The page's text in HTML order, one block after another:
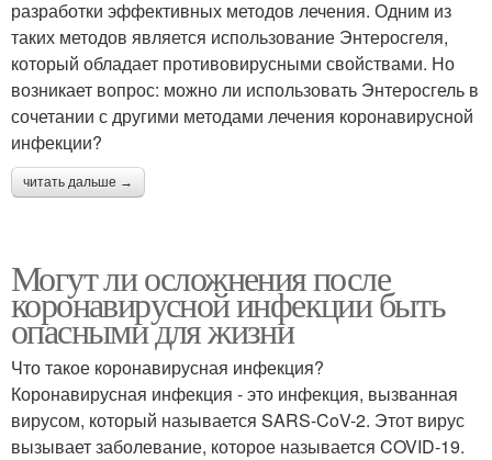
разработки эффективных методов лечения. Одним из
таких методов является использование Энтеросгеля,
который обладает противовирусными свойствами. Но
возникает вопрос: можно ли использовать Энтеросгель в
сочетании с другими методами лечения коронавирусной
инфекции?
читать дальше →
Могут ли осложнения после
коронавирусной инфекции быть
опасными для жизни
Что такое коронавирусная инфекция?
Коронавирусная инфекция - это инфекция, вызванная
вирусом, который называется SARS-CoV-2. Этот вирус
вызывает заболевание, которое называется COVID-19.